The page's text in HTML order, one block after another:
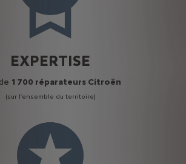
EXPERTISE
1 700 réparateurs Citroën
(sur l'ensemble du territoire)